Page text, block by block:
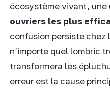
écosystème vivant, une
ouvriers les plus
confusion persiste chez
n’importe quel lombric
transformera les
erreur est la cause